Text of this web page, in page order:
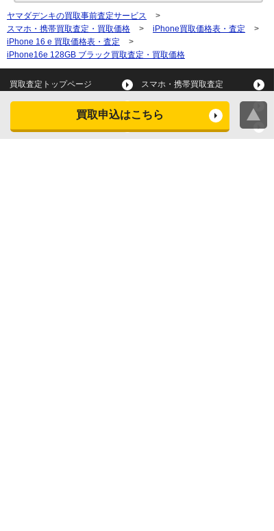
買取申込はこちら
ヤマダデンキの買取事前査定サービス
>
スマホ・携帯買取査定・買取価格
> iPhone買取価格表・査定
>
iPhone 16 e 買取価格表・査定
>
iPhone16e 128GB ブラック買取査定・買取価格
買取査定トップページ スマホ・携帯買取査定
タブレット買取査定
スマートウォッチ買取査定